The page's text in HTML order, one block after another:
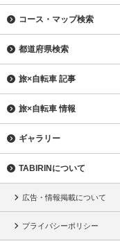
コース・マップ検索
都道府県検索
旅×自転車 記事
旅×自転車 情報
ギャラリー
TABIRINについて
広告・情報掲載について
プライバシーポリシー